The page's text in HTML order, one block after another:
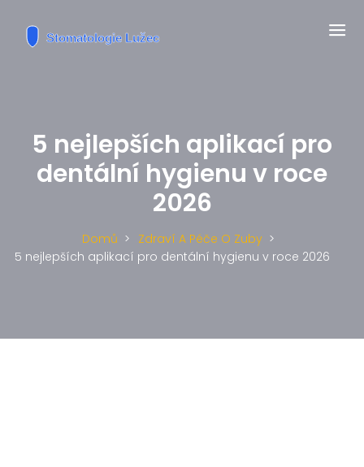
5 nejlepších aplikací pro
dentální hygienu v roce
2026
Domů
Zdraví A Péče O Zuby
5 nejlepších aplikací pro dentální hygienu v roce 2026